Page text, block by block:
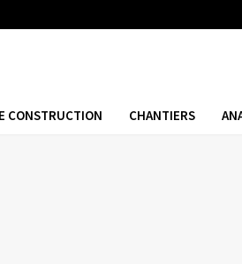
CONSTRUCTION CHANTIERS